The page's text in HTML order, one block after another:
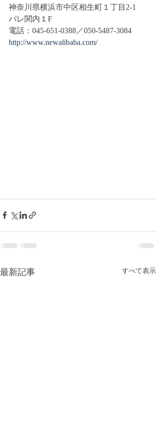
神奈川県横浜市中区相生町１丁目2-1
パレ関内１F
電話：045-651-0388／050-5487-3084
http://www.newalibaba.com/
最新記事 すべて表示